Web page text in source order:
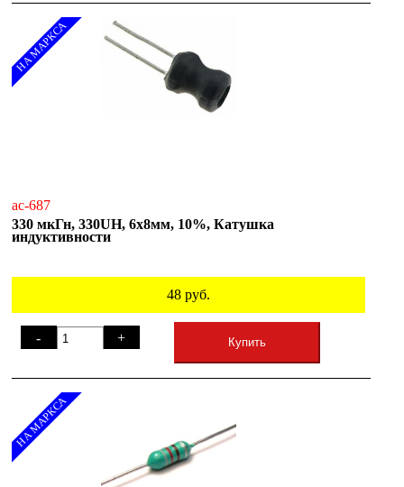
НА МАРКСА
ac-687
330 мкГн, 330UH, 6x8мм, 10%, Катушка
индуктивности
48 руб.
- + Купить
НА МАРКСА